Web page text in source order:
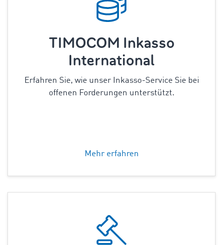
TIMOCOM Inkasso
International
Erfahren Sie, wie unser Inkasso-Service Sie bei
offenen Forderungen unterstützt.
Mehr erfahren